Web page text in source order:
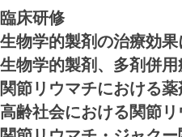
​​臨床研修
生物学的製剤の治療効
生物学的製剤、多剤併
関節リウマチにおける
高齢社会における関節